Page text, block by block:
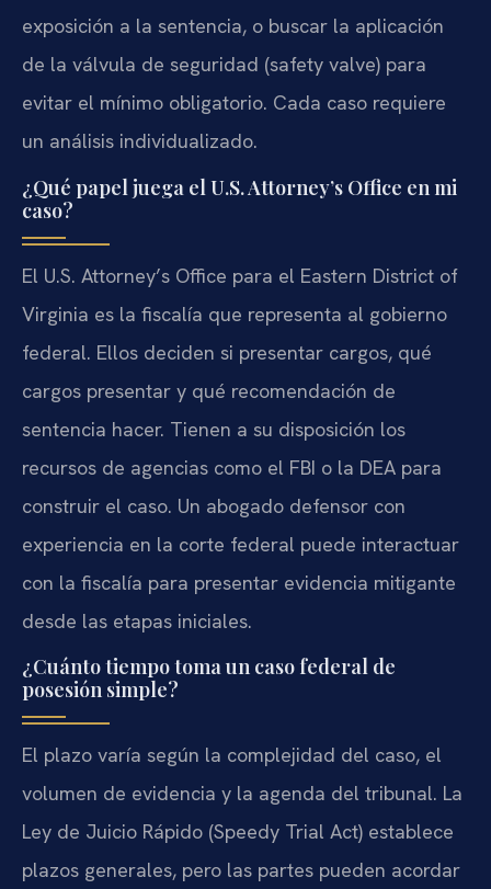
exposición a la sentencia, o buscar la aplicación
de la válvula de seguridad (safety valve) para
evitar el mínimo obligatorio. Cada caso requiere
un análisis individualizado.
¿Qué papel juega el U.S. Attorney’s Office en mi
caso?
El U.S. Attorney’s Office para el Eastern District of
Virginia es la fiscalía que representa al gobierno
federal. Ellos deciden si presentar cargos, qué
cargos presentar y qué recomendación de
sentencia hacer. Tienen a su disposición los
recursos de agencias como el FBI o la DEA para
construir el caso. Un abogado defensor con
experiencia en la corte federal puede interactuar
con la fiscalía para presentar evidencia mitigante
desde las etapas iniciales.
¿Cuánto tiempo toma un caso federal de
posesión simple?
El plazo varía según la complejidad del caso, el
volumen de evidencia y la agenda del tribunal. La
Ley de Juicio Rápido (Speedy Trial Act) establece
plazos generales, pero las partes pueden acordar